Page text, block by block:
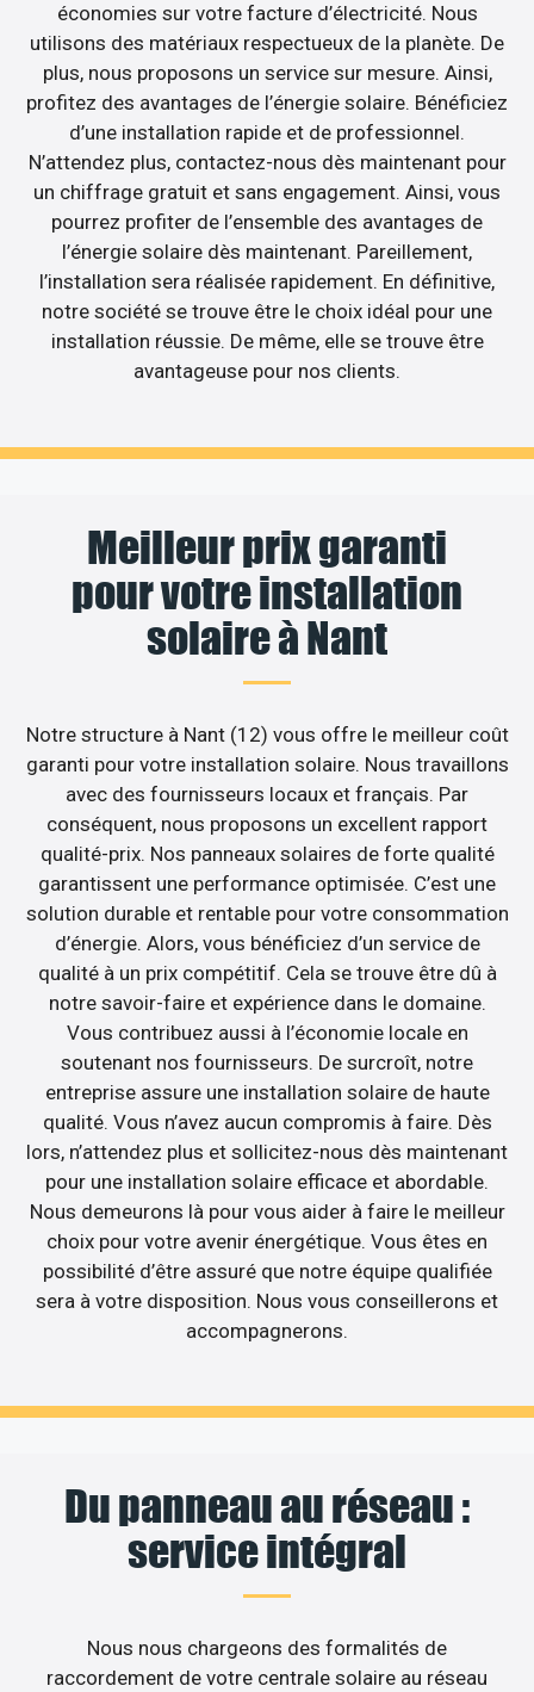
économies sur votre facture d’électricité. Nous
utilisons des matériaux respectueux de la planète. De
plus, nous proposons un service sur mesure. Ainsi,
profitez des avantages de l’énergie solaire. Bénéficiez
d’une installation rapide et de professionnel.
N’attendez plus, contactez-nous dès maintenant pour
un chiffrage gratuit et sans engagement. Ainsi, vous
pourrez profiter de l’ensemble des avantages de
l’énergie solaire dès maintenant. Pareillement,
l’installation sera réalisée rapidement. En définitive,
notre société se trouve être le choix idéal pour une
installation réussie. De même, elle se trouve être
avantageuse pour nos clients.
Meilleur prix garanti
pour votre installation
solaire à Nant
Notre structure à Nant (12) vous offre le meilleur coût
garanti pour votre installation solaire. Nous travaillons
avec des fournisseurs locaux et français. Par
conséquent, nous proposons un excellent rapport
qualité-prix. Nos panneaux solaires de forte qualité
garantissent une performance optimisée. C’est une
solution durable et rentable pour votre consommation
d’énergie. Alors, vous bénéficiez d’un service de
qualité à un prix compétitif. Cela se trouve être dû à
notre savoir-faire et expérience dans le domaine.
Vous contribuez aussi à l’économie locale en
soutenant nos fournisseurs. De surcroît, notre
entreprise assure une installation solaire de haute
qualité. Vous n’avez aucun compromis à faire. Dès
lors, n’attendez plus et sollicitez-nous dès maintenant
pour une installation solaire efficace et abordable.
Nous demeurons là pour vous aider à faire le meilleur
choix pour votre avenir énergétique. Vous êtes en
possibilité d’être assuré que notre équipe qualifiée
sera à votre disposition. Nous vous conseillerons et
accompagnerons.
Du panneau au réseau :
service intégral
Nous nous chargeons des formalités de
raccordement de votre centrale solaire au réseau